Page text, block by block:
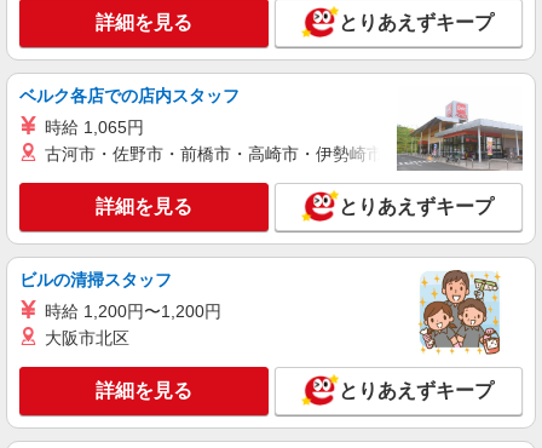
詳細を見る とりあえずキープ
ベルク各店での店内スタッフ
時給 1,065円
古河市・佐野市・前橋市・高崎市・伊勢崎市・太田市・館林市
詳細を見る とりあえずキープ
ビルの清掃スタッフ
時給 1,200円〜1,200円
大阪市北区
詳細を見る とりあえずキープ